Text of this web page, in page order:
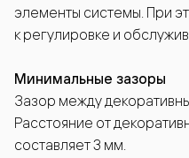
элементы системы. При
к регулировке и
Минимальные зазоры
Зазор между
Расстояние от
составляет 3 мм.